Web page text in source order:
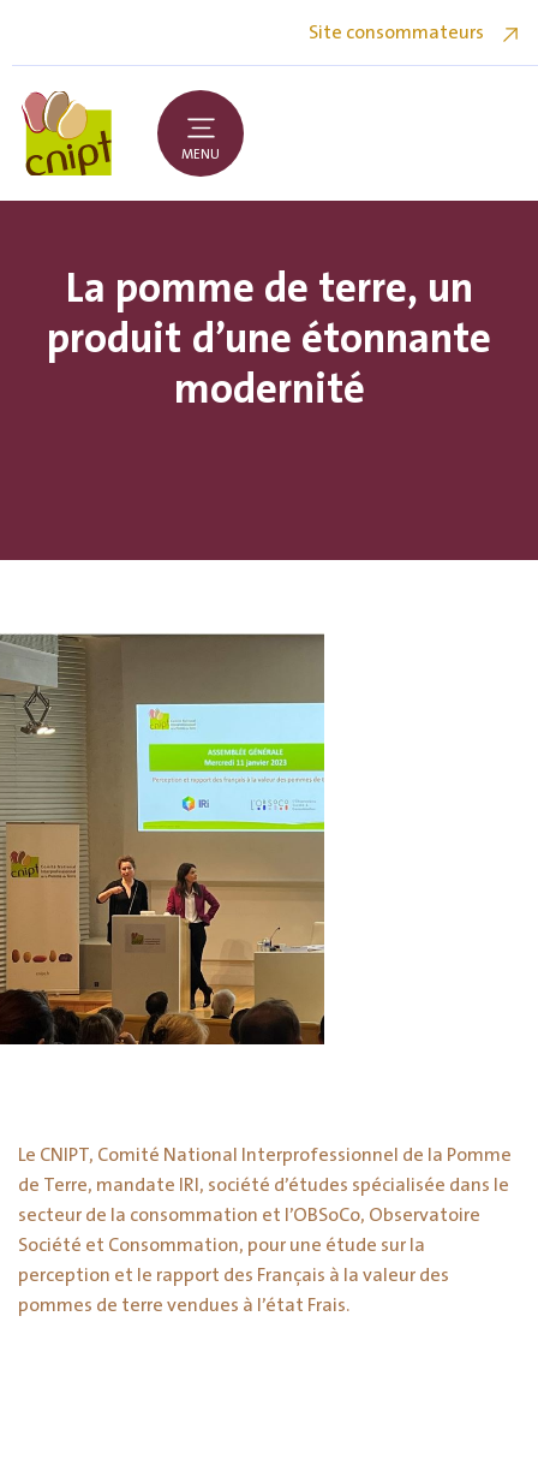
Site consommateurs
MENU
La pomme de terre, un
produit d’une étonnante
modernité
Le CNIPT, Comité National Interprofessionnel de la Pomme
de Terre, mandate IRI, société d’études spécialisée dans le
secteur de la consommation et l’OBSoCo, Observatoire
Société et Consommation, pour une étude sur la
perception et le rapport des Français à la valeur des
pommes de terre vendues à l’état Frais.